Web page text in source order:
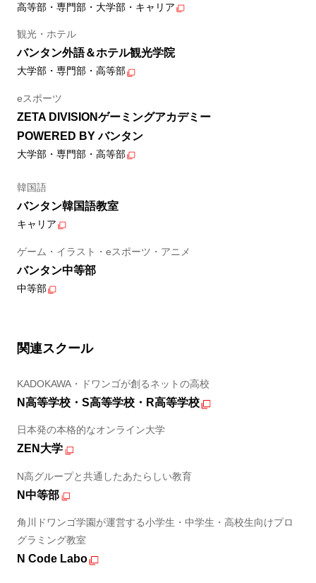
高等部・専門部・大学部・キャリア
観光・ホテル
バンタン外語＆ホテル観光学院
大学部・専門部・高等部
eスポーツ
ZETA DIVISIONゲーミングアカデミー
POWERED BY バンタン
大学部・専門部・高等部
韓国語
バンタン韓国語教室
キャリア
ゲーム・イラスト・eスポーツ・アニメ
バンタン中等部
中等部
関連スクール
KADOKAWA・ドワンゴが創るネットの高校
N高等学校・S高等学校・R高等学校
日本発の本格的なオンライン大学
ZEN大学
N高グループと共通したあたらしい教育
N中等部
角川ドワンゴ学園が運営する小学生・中学生・高校生向けプロ
グラミング教室
N Code Labo